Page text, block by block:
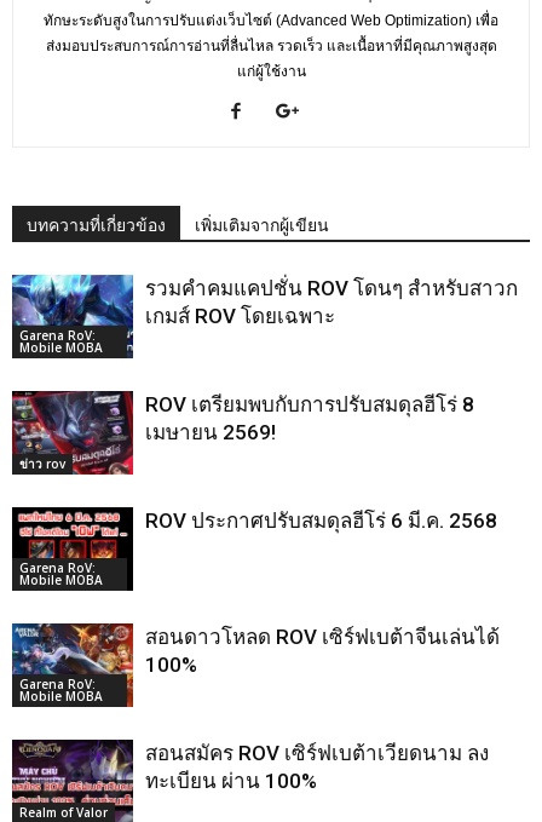
ทักษะระดับสูงในการปรับแต่งเว็บไซต์ (Advanced Web Optimization) เพื่อ
ส่งมอบประสบการณ์การอ่านที่ลื่นไหล รวดเร็ว และเนื้อหาที่มีคุณภาพสูงสุด
แก่ผู้ใช้งาน
บทความที่เกี่ยวข้อง เพิ่มเติมจากผู้เขียน
Garena RoV:
Mobile MOBA
รวมคำคมแคปชั่น ROV โดนๆ สำหรับสาวก
เกมส์ ROV โดยเฉพาะ
ข่าว rov
ROV เตรียมพบกับการปรับสมดุลฮีโร่ 8
เมษายน 2569!
Garena RoV:
Mobile MOBA
ROV ประกาศปรับสมดุลฮีโร่ 6 มี.ค. 2568
Garena RoV:
Mobile MOBA
สอนดาวโหลด ROV เซิร์ฟเบต้าจีนเล่นได้
100%
Realm of Valor
สอนสมัคร ROV เซิร์ฟเบต้าเวียดนาม ลง
ทะเบียน ผ่าน 100%